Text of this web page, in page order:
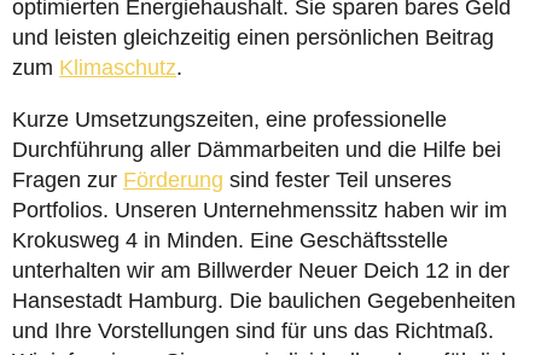
optimierten Energiehaushalt. Sie sparen bares Geld
und leisten gleichzeitig einen persönlichen Beitrag
zum Klimaschutz.
Kurze Umsetzungszeiten, eine professionelle
Durchführung aller Dämmarbeiten und die Hilfe bei
Fragen zur Förderung sind fester Teil unseres
Portfolios. Unseren Unternehmenssitz haben wir im
Krokusweg 4 in Minden. Eine Geschäftsstelle
unterhalten wir am Billwerder Neuer Deich 12 in der
Hansestadt Hamburg. Die baulichen Gegebenheiten
und Ihre Vorstellungen sind für uns das Richtmaß.